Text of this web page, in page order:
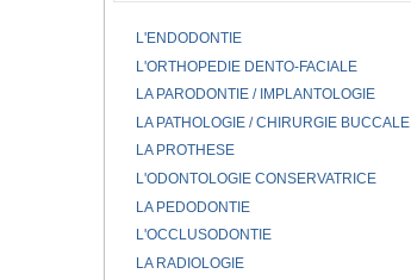
L'ENDODONTIE
L'ORTHOPEDIE DENTO-FACIALE
LA PARODONTIE / IMPLANTOLOGIE
LA PATHOLOGIE / CHIRURGIE BUCCALE
LA PROTHESE
L'ODONTOLOGIE CONSERVATRICE
LA PEDODONTIE
L'OCCLUSODONTIE
LA RADIOLOGIE